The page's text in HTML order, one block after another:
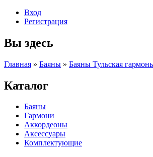
Вход
Регистрация
Вы здесь
Главная » Баяны » Баяны Тульская гармонь
Каталог
Баяны
Гармони
Аккордеоны
Аксессуары
Комплектующие